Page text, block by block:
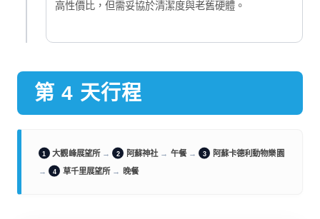
高性價比，但需妥協於清潔度與老舊硬體。
第 4 天行程
1 大觀峰展望所 → 2 阿蘇神社 → 午餐 → 3 阿蘇卡德利動物樂園
→ 4 草千里展望所 → 晚餐